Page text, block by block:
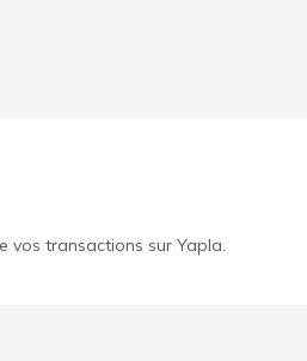
vos transactions sur Yapla.